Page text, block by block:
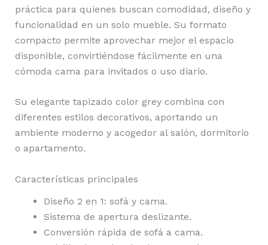
práctica para quienes buscan comodidad, diseño y
funcionalidad en un solo mueble. Su formato
compacto permite aprovechar mejor el espacio
disponible, convirtiéndose fácilmente en una
cómoda cama para invitados o uso diario.
Su elegante tapizado color grey combina con
diferentes estilos decorativos, aportando un
ambiente moderno y acogedor al salón, dormitorio
o apartamento.
Características principales
Diseño 2 en 1: sofá y cama.
Sistema de apertura deslizante.
Conversión rápida de sofá a cama.